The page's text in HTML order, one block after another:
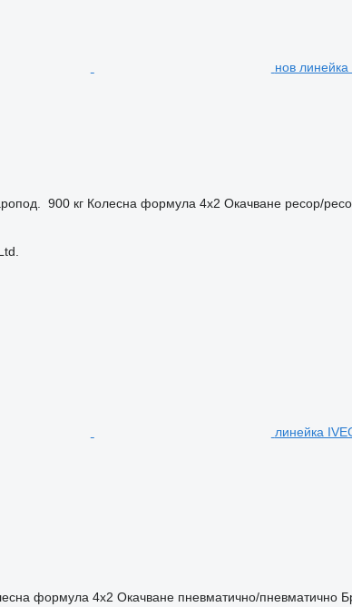
нов
900 кг Колесна формула 4x2 Окачване ресор/
линейка
формула 4x2 Окачване пневматично/пневматично